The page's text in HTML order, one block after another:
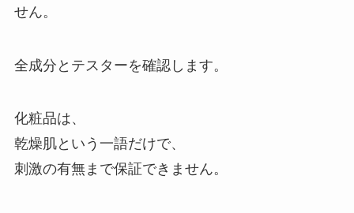
せん。
全成分とテスターを確認します。
化粧品は、
乾燥肌という一語だけで、
刺激の有無まで保証できません。